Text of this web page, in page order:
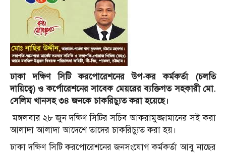
ঢাকা দক্ষিণ সিটি করপোরেশনের উপ-কর কর্মকর্তা (চলতি
দায়িত্বে) ও কর্পোরেশনের সাবেক মেয়রের ব্যক্তিগত সহকারী মো.
সেলিম খানসহ ৩৪ জনকে চাকরিচ্যুত করা হয়েছে।
মঙ্গলবার ২৮ জুন দক্ষিণ সিটির সচিব আকরামুজ্জামানের সই করা
আলাদা আলাদা আদেশে তাদের চাকরিচ্যুত করা হয়।
ঢাকা দক্ষিণ সিটি করপোরেশনের জনসংযোগ কর্মকর্তা আবু নাছের